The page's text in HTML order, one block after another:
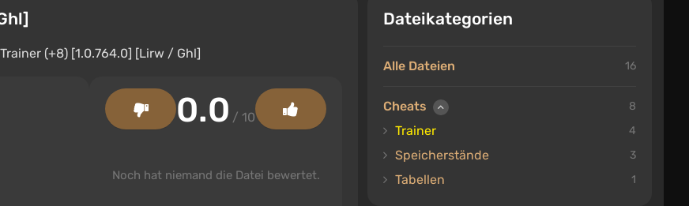
Dateikategorien
Alle Dateien 16
Cheats 8
Trainer 4
Speicherstände 3
Tabellen 1
0.0 / 10
Noch hat niemand die Datei bewertet.